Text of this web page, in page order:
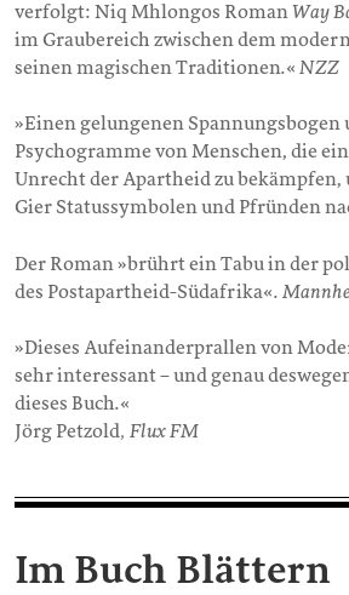
verfolgt: Niq Mhlongos RomanWay
im Graubereich zwischen dem
seinen magischen Traditionen.« NZZ
»Einen gelungenen
Psychogramme von Menschen, die
Unrecht der Apartheid zu bekämpfen,
Gier Statussymbolen und Pfründen
Der Roman »brührt ein Tabu in der
des Postapartheid-Südafrika«.
»Dieses Aufeinanderprallen von
sehr interessant – und genau
dieses Buch.«
Jörg Petzold, Flux FM
Im Buch Blättern